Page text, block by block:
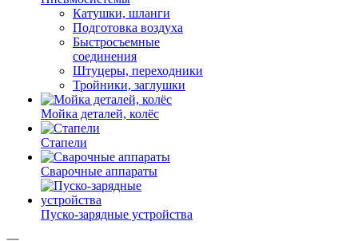
Катушки, шланги
Подготовка воздуха
Быстросъемные
соединения
Штуцеры, переходники
Тройники, заглушки
Мойка деталей, колёс
Стапели
Сварочные аппараты
Пуско-зарядные устройства